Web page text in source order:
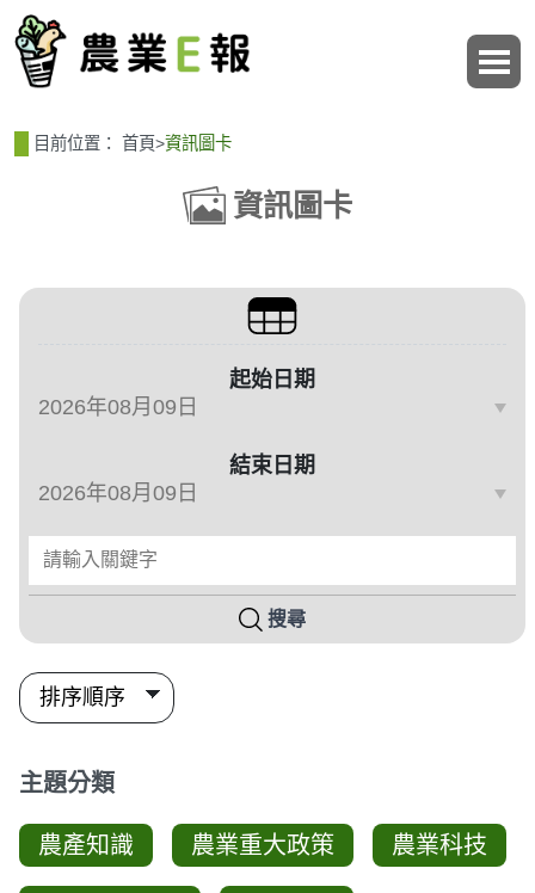
目前位置： 首頁>資訊圖卡
資訊圖卡
篩選、排序與主題分類
起始日期
結束日期
請輸入關鍵字
搜尋
主題分類
農產知識 農業重大政策 農業科技